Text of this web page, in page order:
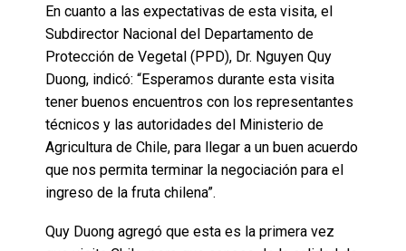
En cuanto a las expectativas de esta visita, el
Subdirector Nacional del Departamento de
Protección de Vegetal (PPD), Dr. Nguyen Quy
Duong, indicó: “Esperamos durante esta visita
tener buenos encuentros con los representantes
técnicos y las autoridades del Ministerio de
Agricultura de Chile, para llegar a un buen acuerdo
que nos permita terminar la negociación para el
ingreso de la fruta chilena”.
Quy Duong agregó que esta es la primera vez